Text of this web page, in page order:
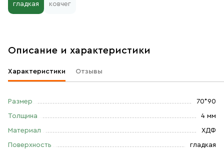
гладкая ковчег
Описание и характеристики
Характеристики Отзывы
Размер 70*90
Толщина 4 мм
Материал ХДФ
Поверхность гладкая